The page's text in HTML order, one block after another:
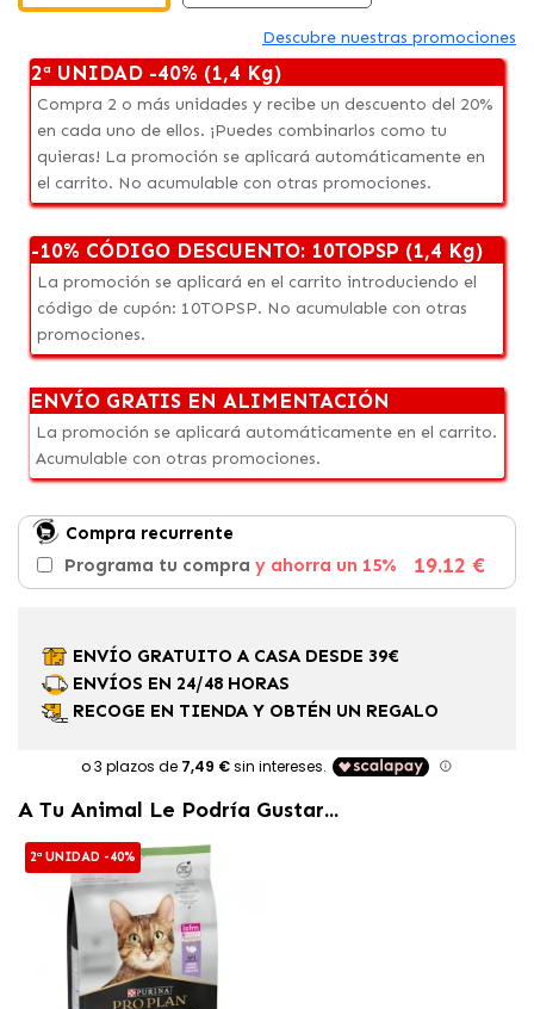
Descubre nuestras promociones
2ª UNIDAD -40% (1,4 Kg)
Compra 2 o más unidades y recibe un descuento del 20%
en cada uno de ellos. ¡Puedes combinarlos como tu
quieras! La promoción se aplicará automáticamente en
el carrito. No acumulable con otras promociones.
-10% CÓDIGO DESCUENTO: 10TOPSP (1,4 Kg)
La promoción se aplicará en el carrito introduciendo el
código de cupón: 10TOPSP. No acumulable con otras
promociones.
ENVÍO GRATIS EN ALIMENTACIÓN
La promoción se aplicará automáticamente en el carrito.
Acumulable con otras promociones.
Compra recurrente
Programa tu compra y ahorra un 15% 19.12 €
ENVÍO GRATUITO A CASA DESDE 39€
ENVÍOS EN 24/48 HORAS
RECOGE EN TIENDA Y OBTÉN UN REGALO
A Tu Animal Le Podría Gustar...
2ª UNIDAD -40%